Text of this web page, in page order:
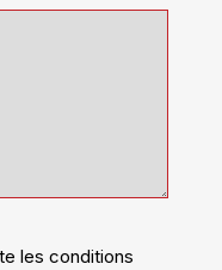
les conditions